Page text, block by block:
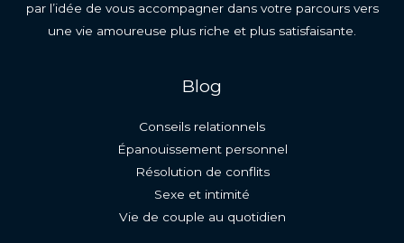
par l’idée de vous accompagner dans votre parcours vers
une vie amoureuse plus riche et plus satisfaisante.
Blog
Conseils relationnels
Épanouissement personnel
Résolution de conflits
Sexe et intimité
Vie de couple au quotidien